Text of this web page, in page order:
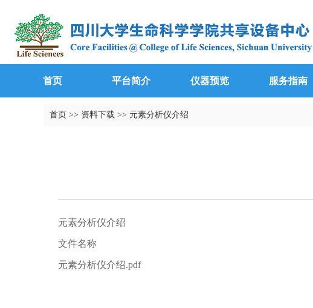
首页 平台简介 仪器预览 服务指南
首页 >> 资料下载 >> 元素分析仪介绍
元素分析仪介绍
文件名称
元素分析仪介绍.pdf